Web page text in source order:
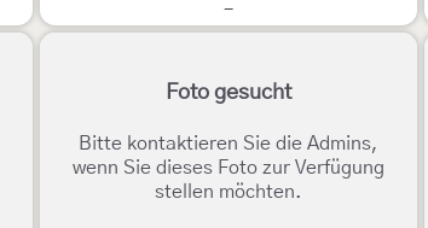
-
Foto gesucht
Bitte kontaktieren Sie die Admins,
wenn Sie dieses Foto zur Verfügung
stellen möchten.